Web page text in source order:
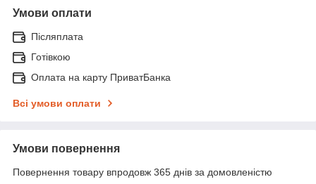
Умови оплати
Післяплата
Готівкою
Оплата на карту ПриватБанка
Всі умови оплати
Умови повернення
Повернення товару впродовж 365 днів за домовленістю